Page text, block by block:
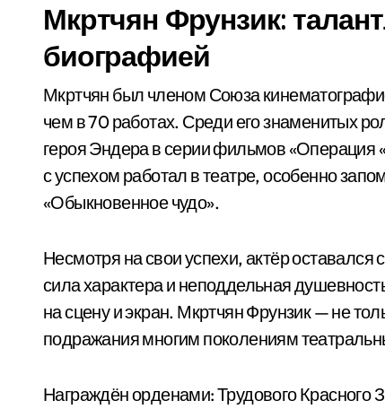
Мкртчян Фрунзик:
биографией
Мкртчян был членом Союза
чем в 70 работах. Среди его знаменитых
героя Эндера в серии фильмов «Операция
с успехом работал в театре, особенно
«Обыкновенное чудо».
Несмотря на свои успехи, актёр
сила характера и неподдельная
на сцену и экран. Мкртчян Фрунзик — не
подражания многим поколениям
Награждён орденами: Трудового Красного